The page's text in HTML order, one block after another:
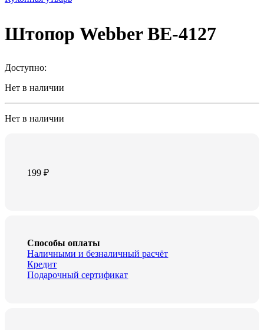
Штопор Webber BE-4127
Доступно:
Нет в наличии
Нет в наличии
199₽
Способы оплаты
Наличными и безналичный расчёт
Кредит
Подарочный сертификат